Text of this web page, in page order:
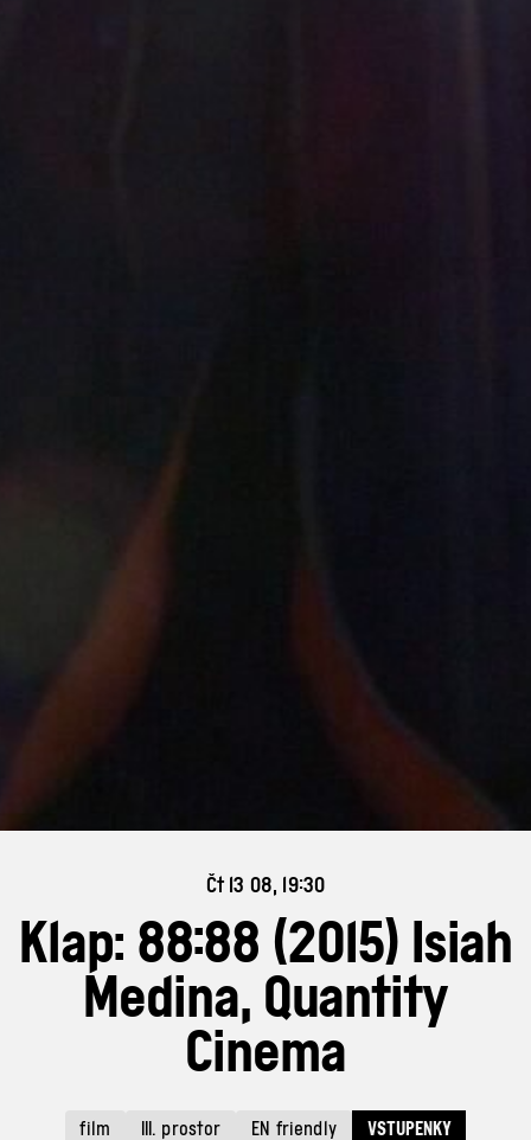
Čt 13 08, 19:30
Klap: 88:88 (2015) Isiah
Medina, Quantity
Cinema
film III. prostor EN friendly VSTUPENKY